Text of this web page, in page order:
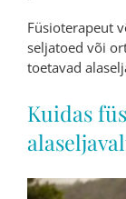
Füsioterapeut
seljatoed või
toetavad
Kuidas